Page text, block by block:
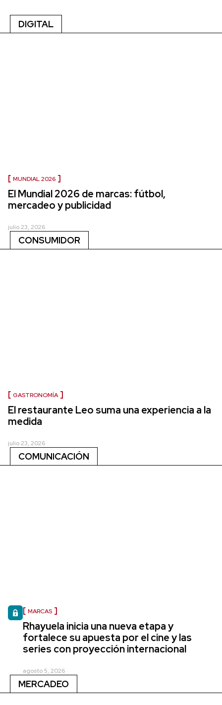
DIGITAL
MUNDIAL 2026
El Mundial 2026 de marcas: fútbol,
mercadeo y publicidad
julio 23, 2026
CONSUMIDOR
GASTRONOMÍA
El restaurante Leo suma una experiencia a la
medida
julio 23, 2026
COMUNICACIÓN
MARCAS
Rhayuela inicia una nueva etapa y
fortalece su apuesta por el cine y las
series con proyección internacional
agosto 5, 2026
MERCADEO